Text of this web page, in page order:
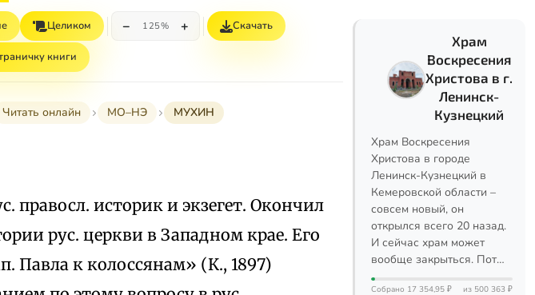
Целиком − 125% + Скачать
книги
Читать онлайн МО–НЭ МУХИН
правосл. историк и экзегет. Окончил
рус. церкви в Западном крае. Его
Павла к колоссянам» (К., 1897)
Храм
Воскресения
Христова в г.
Ленинск-
Кузнецкий
Храм Воскресения
Христова в городе
Ленинск-Кузнецкий в
Кемеровской области –
совсем новый, он
открылся всего 20 назад.
И сейчас храм может
вообще закрыться. Пот…
Собрано 17 354,95 ₽ из 500 363 ₽